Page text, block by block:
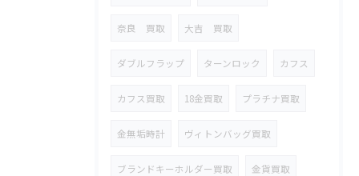
奈良 買取 大吉 買取
ダブルフラップ ターンロック カフス
カフス買取 18金買取 プラチナ買取
金無垢時計 ヴィトンバッグ買取
ブランドキーホルダー買取 金貨買取